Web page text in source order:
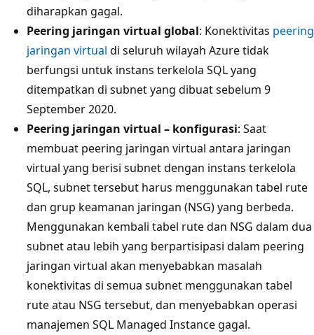
diharapkan gagal.
Peering jaringan virtual global: Konektivitas peering
jaringan virtual di seluruh wilayah Azure tidak
berfungsi untuk instans terkelola SQL yang
ditempatkan di subnet yang dibuat sebelum 9
September 2020.
Peering jaringan virtual – konfigurasi: Saat
membuat peering jaringan virtual antara jaringan
virtual yang berisi subnet dengan instans terkelola
SQL, subnet tersebut harus menggunakan tabel rute
dan grup keamanan jaringan (NSG) yang berbeda.
Menggunakan kembali tabel rute dan NSG dalam dua
subnet atau lebih yang berpartisipasi dalam peering
jaringan virtual akan menyebabkan masalah
konektivitas di semua subnet menggunakan tabel
rute atau NSG tersebut, dan menyebabkan operasi
manajemen SQL Managed Instance gagal.